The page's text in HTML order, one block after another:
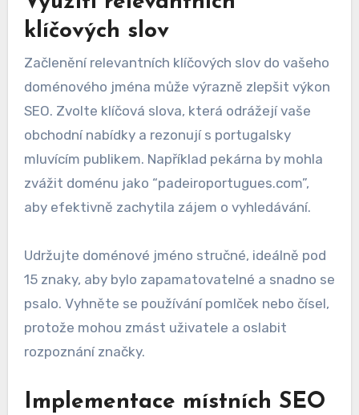
klíčových slov
Začlenění relevantních klíčových slov do vašeho
doménového jména může výrazně zlepšit výkon
SEO. Zvolte klíčová slova, která odrážejí vaše
obchodní nabídky a rezonují s portugalsky
mluvícím publikem. Například pekárna by mohla
zvážit doménu jako “padeiroportugues.com”,
aby efektivně zachytila zájem o vyhledávání.
Udržujte doménové jméno stručné, ideálně pod
15 znaky, aby bylo zapamatovatelné a snadno se
psalo. Vyhněte se používání pomlček nebo čísel,
protože mohou zmást uživatele a oslabit
rozpoznání značky.
Implementace místních SEO